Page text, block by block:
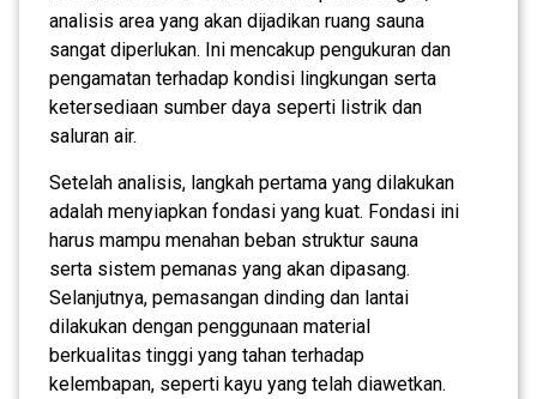
analisis area yang akan dijadikan ruang sauna
sangat diperlukan. Ini mencakup pengukuran dan
pengamatan terhadap kondisi lingkungan serta
ketersediaan sumber daya seperti listrik dan
saluran air.
Setelah analisis, langkah pertama yang dilakukan
adalah menyiapkan fondasi yang kuat. Fondasi ini
harus mampu menahan beban struktur sauna
serta sistem pemanas yang akan dipasang.
Selanjutnya, pemasangan dinding dan lantai
dilakukan dengan penggunaan material
berkualitas tinggi yang tahan terhadap
kelembapan, seperti kayu yang telah diawetkan.